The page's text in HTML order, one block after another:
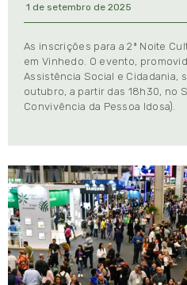
1 de setembro de 2025
As inscrições para a 2ª Noite
em Vinhedo. O evento,
Assistência Social e Cidadania,
outubro, a partir das 18h30, no
Convivência da Pessoa Idosa).